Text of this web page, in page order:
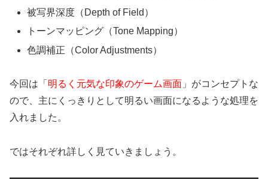
被写界深度（Depth of Field）
トーンマッピング（Tone Mapping）
色調補正（Color Adjustments）
今回は「 明るく元気な印象のゲーム画面 」がコンセプトな
ので、主にくっきりとして明るい画面になるような処理を
入れました。
ではそれぞれ詳しく見ていきましょう。